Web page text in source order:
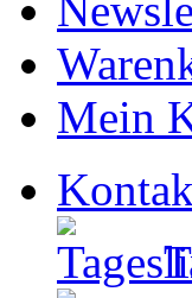
Mein